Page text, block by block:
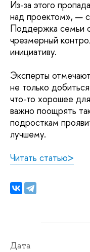
Из-за этого
над проектом», —
Поддержка семьи
чрезмерный
инициативу.
Эксперты
не только
что-то хорошее
важно поощрять
подросткам
лучшему.
Читать статью>
Дата